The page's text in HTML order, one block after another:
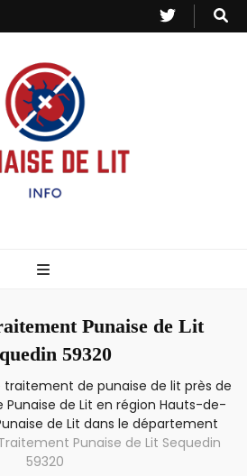
– InfoPunaise de Lit
59320
traitement de punaise de lit près de
Punaise de Lit en région Hauts-de-
de Lit dans le département
Punaise de Lit Sequedin
59320